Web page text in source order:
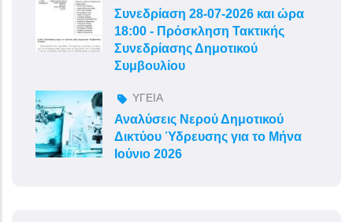
Συνεδρίαση 28-07-2026 και ώρα
18:00 - Πρόσκληση Τακτικής
Συνεδρίασης Δημοτικού
Συμβουλίου
ΥΓΕΙΑ
Αναλύσεις Νερού Δημοτικού
Δικτύου Ύδρευσης για το Μήνα
Ιούνιο 2026